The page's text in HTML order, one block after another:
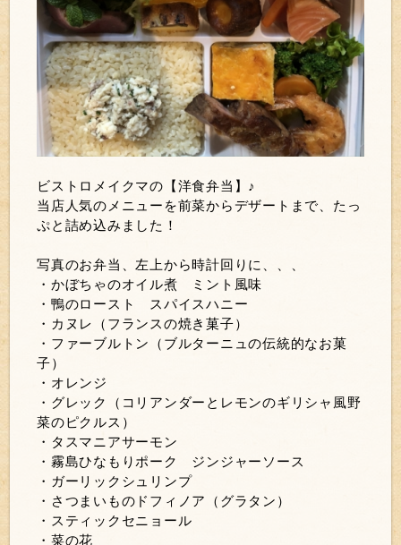
ビストロメイクマの【洋食弁当】♪
当店人気のメニューを前菜からデザートまで、たっ
ぷと詰め込みました！
写真のお弁当、左上から時計回りに、、、
・かぼちゃのオイル煮 ミント風味
・鴨のロースト スパイスハニー
・カヌレ（フランスの焼き菓子）
・ファーブルトン（ブルターニュの伝統的なお菓
子）
・オレンジ
・グレック（コリアンダーとレモンのギリシャ風野
菜のピクルス）
・タスマニアサーモン
・霧島ひなもりポーク ジンジャーソース
・ガーリックシュリンプ
・さつまいものドフィノア（グラタン）
・スティックセニョール
・菜の花